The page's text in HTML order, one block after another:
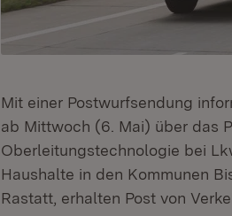
Mit einer Postwurfsendung
ab Mittwoch (6. Mai) über das
Oberleitungstechnologie bei
Haushalte in den Kommunen
Rastatt, erhalten Post von